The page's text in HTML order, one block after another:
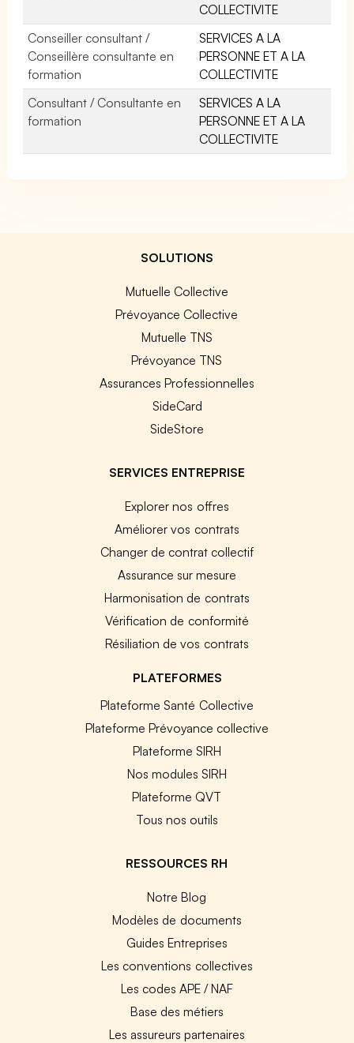
COLLECTIVITE
Conseiller consultant /
Conseillère consultante en
formation
SERVICES A LA
PERSONNE ET A LA
COLLECTIVITE
Consultant / Consultante en
formation
SERVICES A LA
PERSONNE ET A LA
COLLECTIVITE
SOLUTIONS
Mutuelle Collective
Prévoyance Collective
Mutuelle TNS
Prévoyance TNS
Assurances Professionnelles
SideCard
SideStore
SERVICES ENTREPRISE
Explorer nos offres
Améliorer vos contrats
Changer de contrat collectif
Assurance sur mesure
Harmonisation de contrats
Vérification de conformité
Résiliation de vos contrats
PLATEFORMES
Plateforme Santé Collective
Plateforme Prévoyance collective
Plateforme SIRH
Nos modules SIRH
Plateforme QVT
Tous nos outils
RESSOURCES RH
Notre Blog
Modèles de documents
Guides Entreprises
Les conventions collectives
Les codes APE / NAF
Base des métiers
Les assureurs partenaires